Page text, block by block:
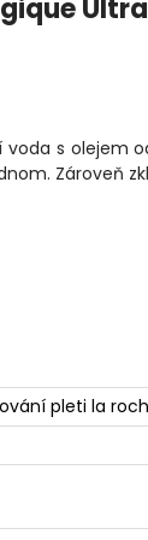
voda s olejem
Zároveň
pleti la